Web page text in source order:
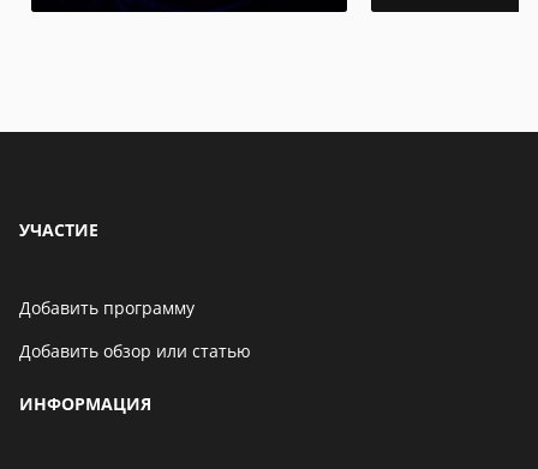
УЧАСТИЕ
Добавить программу
Добавить обзор или статью
ИНФОРМАЦИЯ